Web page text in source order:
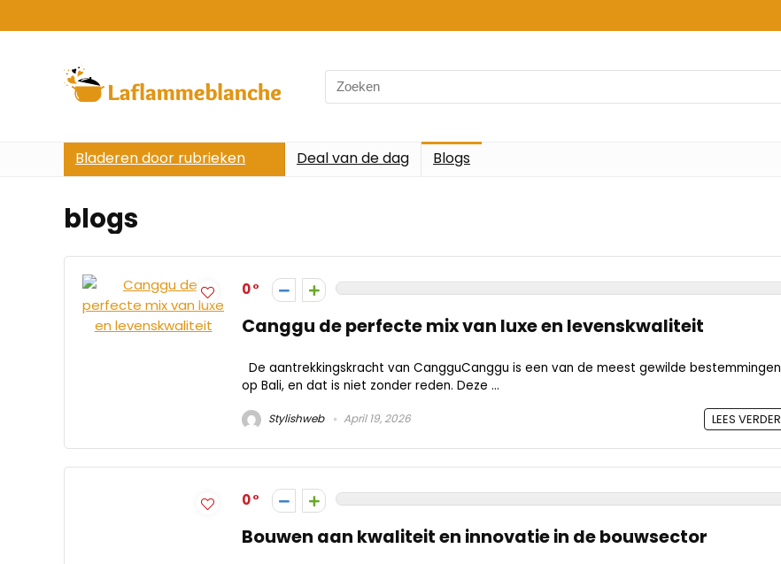
Search
for:
Bladeren door rubrieken Deal van de dag Blogs
blogs
0
Canggu de perfecte mix van luxe en levenskwaliteit
De aantrekkingskracht van CangguCanggu is een van de meest gewilde bestemmingen
op Bali, en dat is niet zonder reden. Deze ...
Stylishweb April 19, 2026 LEES VERDER
0
Bouwen aan kwaliteit en innovatie in de bouwsector